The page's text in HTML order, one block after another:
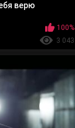
верю
100%
3 043